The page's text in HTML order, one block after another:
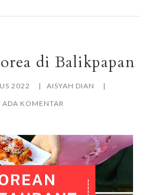
di Balikpapan
2022
AISYAH DIAN
ADA KOMENTAR